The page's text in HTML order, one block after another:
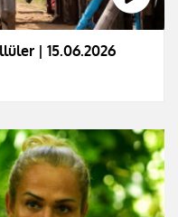
| 15.06.2026